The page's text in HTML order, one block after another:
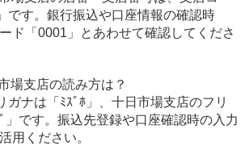
です。銀行振込や口座情報の確認時
ド「0001」とあわせて確認してくださ
場支店の読み方は？
ガナは「ﾐｽﾞﾎ」、十日市場支店のフリ
」です。振込先登録や口座確認時の入力
用ください。